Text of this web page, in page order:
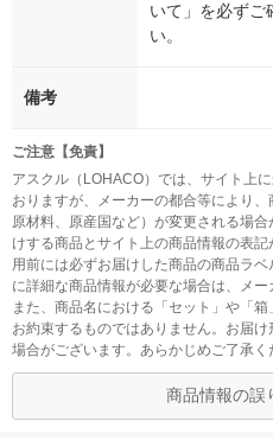
いて」を必ずご
い。
備考
ご注意【免責】
アスクル（LOHACO）では、サイト上
おりますが、メーカーの都合等により、
原材料、原産国など）が変更される場
けする商品とサイト上の商品情報の表
用前には必ずお届けした商品の商品ラ
に詳細な商品情報が必要な場合は、メー
また、商品名における「セット」や「
お約束するものではありません。お届
場合がございます。あらかじめご了承く
商品情報の誤